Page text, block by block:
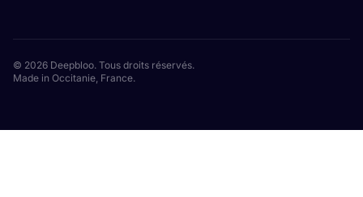
© 2026 Deepbloo. Tous droits réservés.
Made in Occitanie, France.